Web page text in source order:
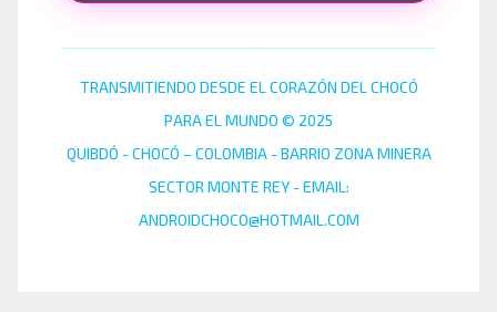
TRANSMITIENDO DESDE EL CORAZÓN DEL CHOCÓ
PARA EL MUNDO © 2025
QUIBDÓ - CHOCÓ – COLOMBIA - BARRIO ZONA MINERA
SECTOR MONTE REY - EMAIL:
ANDROIDCHOCO@HOTMAIL.COM